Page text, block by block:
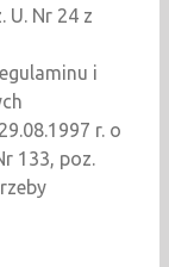
U. Nr 24 z
i
r. o
133, poz.